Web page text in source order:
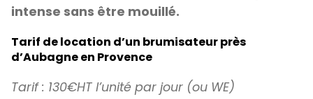
intense sans être mouillé.
Tarif de location d’un brumisateur près
d’Aubagne en Provence
Tarif : 130€HT l’unité par jour (ou WE)